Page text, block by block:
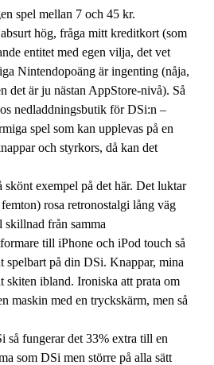
spel mellan 7 och 45 kr.
hög, fråga mitt kreditkort (som
entitet med egen vilja, det vet
Nintendopoäng är ingenting (nåja,
det är ju nästan AppStore-nivå). Så
nedladdningsbutik för DSi:n –
spel som kan upplevas på en
och styrkors, då kan det
skönt exempel på det här. Det luktar
rosa retronostalgi lång väg
skillnad från samma
till iPhone och iPod touch så
spelbart på din DSi. Knappar, mina
skiten ibland. Ironiska att prata om
maskin med en tryckskärm, men så
så fungerar det 33% extra till en
som DSi men större på alla sätt